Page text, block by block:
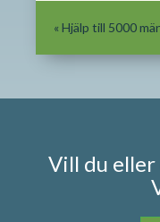
« Hjälp till 5000
Vill du